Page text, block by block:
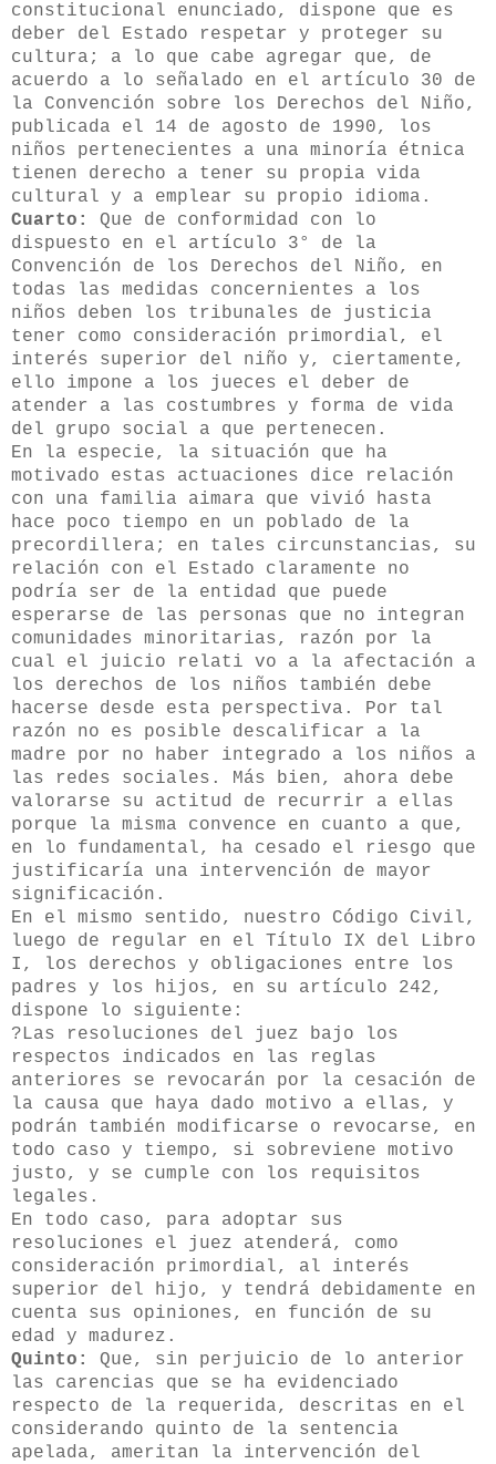
constitucional enunciado, dispone que es
deber del Estado respetar y proteger su
cultura; a lo que cabe agregar que, de
acuerdo a lo señalado en el artículo 30 de
la Convención sobre los Derechos del Niño,
publicada el 14 de agosto de 1990, los
niños pertenecientes a una minoría étnica
tienen derecho a tener su propia vida
cultural y a emplear su propio idioma.
Cuarto:
Que de conformidad con lo
dispuesto en el artículo 3° de la
Convención de los Derechos del Niño, en
todas las medidas concernientes a los
niños deben los tribunales de justicia
tener como consideración primordial, el
interés superior del niño y, ciertamente,
ello impone a los jueces el deber de
atender a las costumbres y forma de vida
del grupo social a que pertenecen.
En la especie, la situación que ha
motivado estas actuaciones dice relación
con una familia aimara que vivió hasta
hace poco tiempo en un poblado de la
precordillera; en tales circunstancias, su
relación con el Estado claramente no
podría ser de la entidad que puede
esperarse de las personas que no integran
comunidades minoritarias, razón por la
cual el juicio relati vo a la afectación a
los derechos de los niños también debe
hacerse desde esta perspectiva. Por tal
razón no es posible descalificar a la
madre por no haber integrado a los niños a
las redes sociales. Más bien, ahora debe
valorarse su actitud de recurrir a ellas
porque la misma convence en cuanto a que,
en lo fundamental, ha cesado el riesgo que
justificaría una intervención de mayor
significación.
En el mismo sentido, nuestro Código Civil,
luego de regular en el Título IX del Libro
I, los derechos y obligaciones entre los
padres y los hijos, en su artículo 242,
dispone lo siguiente:
?Las resoluciones del juez bajo los
respectos indicados en las reglas
anteriores se revocarán por la cesación de
la causa que haya dado motivo a ellas, y
podrán también modificarse o revocarse, en
todo caso y tiempo, si sobreviene motivo
justo, y se cumple con los requisitos
legales.
En todo caso, para adoptar sus
resoluciones el juez atenderá, como
consideración primordial, al interés
superior del hijo, y tendrá debidamente en
cuenta sus opiniones, en función de su
edad y madurez.
Quinto:
Que, sin perjuicio de lo anterior
las carencias que se ha evidenciado
respecto de la requerida, descritas en el
considerando quinto de la sentencia
apelada, ameritan la intervención del